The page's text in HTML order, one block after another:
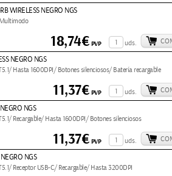
WIRELESS NEGRO NGS
uds.
18,74€PVP
NEGRO NGS
Hasta 1600DPI/ Botones silenciosos/ Batería recargable
uds.
11,37€PVP
NGS
Recargable/ Hasta 1600DPI/ Botones silenciosos
uds.
11,37€PVP
NGS
Receptor USB-C/ Recargable/ Hasta 3200DPI